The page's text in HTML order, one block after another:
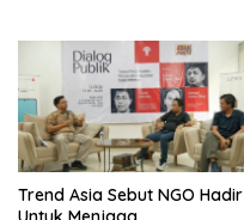
Trend Asia Sebut NGO Hadir